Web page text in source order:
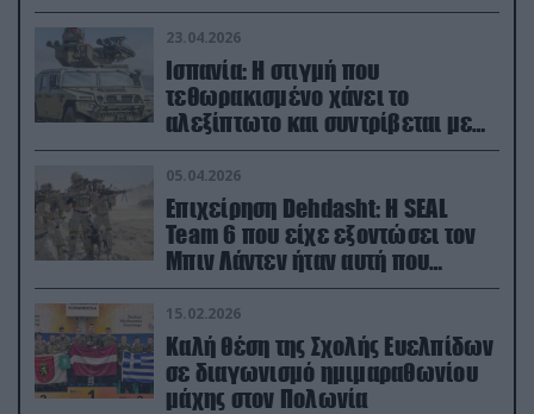
23.04.2026
Ισπανία: Η στιγμή που
τεθωρακισμένο χάνει το
αλεξίπτωτο και συντρίβεται με
ορμή στο έδαφος (βίντεο)
05.04.2026
Επιχείρηση Dehdasht: Η SEAL
Team 6 που είχε εξοντώσει τον
Μπιν Λάντεν ήταν αυτή που
διέσωσε τον πιλότο του F-15
15.02.2026
Καλή θέση της Σχολής Ευελπίδων
σε διαγωνισμό ημιμαραθωνίου
μάχης στον Πολωνία